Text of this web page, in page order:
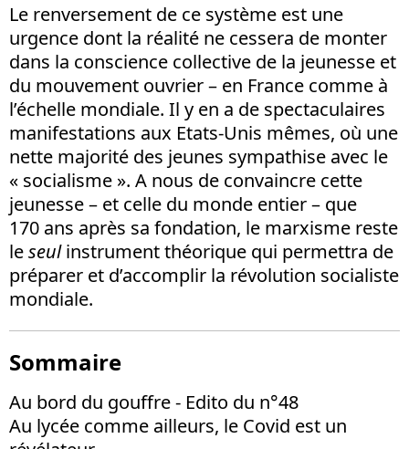
Le renversement de ce système est une
urgence dont la réalité ne cessera de monter
dans la conscience collective de la jeunesse et
du mouvement ouvrier – en France comme à
l’échelle mondiale. Il y en a de spectaculaires
manifestations aux Etats-Unis mêmes, où une
nette majorité des jeunes sympathise avec le
« socialisme ». A nous de convaincre cette
jeunesse – et celle du monde entier – que
170 ans après sa fondation, le marxisme reste
leseulinstrument théorique qui permettra de
préparer et d’accomplir la révolution socialiste
mondiale.
Sommaire
Au bord du gouffre - Edito du n°48
Au lycée comme ailleurs, le Covid est un